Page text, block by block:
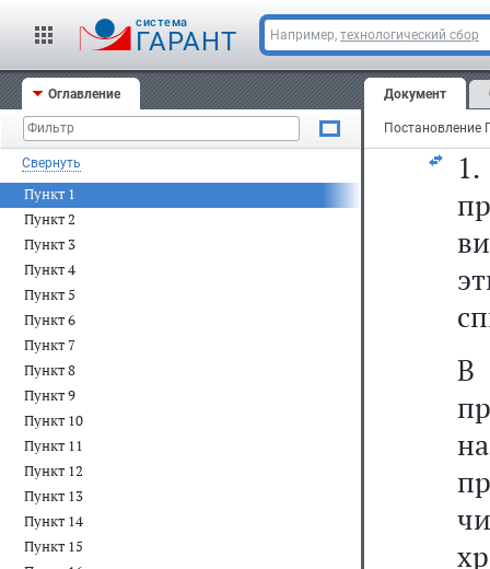
cистема
ГАРАНТ Например, технологический сбор
Оглавление
Свернуть
Пункт 1
Пункт 2
Пункт 3
Пункт 4
Пункт 5
Пункт 6
Пункт 7
Пункт 8
Пункт 9
Пункт 10
Пункт 11
Пункт 12
Пункт 13
Пункт 14
Пункт 15
Документ
В